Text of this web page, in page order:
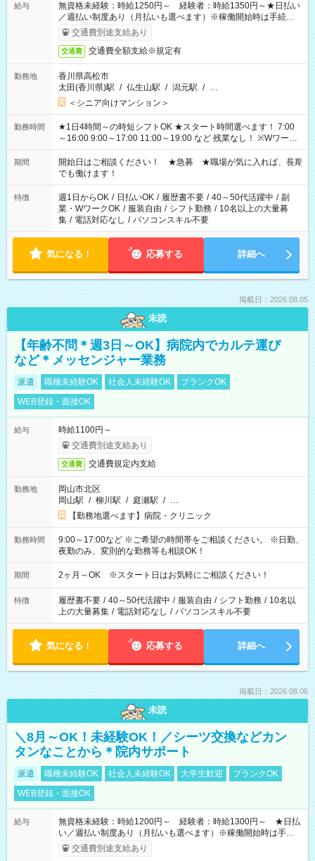
給与
無資格未経験：時給1250円～ 経験者：時給1350円～★日払い
／週払い制度あり（月払いも選べます）※稼働開始時は手続き完
了次第のお支払いとなります。
交通費別途支給あり
交通費 交通費全額支給※規定有
勤務地
香川県高松市
太田(香川県)駅 / 仏生山駅 / 潟元駅 / …
＜シニア向けマンション＞
勤務時間
★1日4時間～の時短シフトOK ★スタート時間選べます！ 7:00
～16:00 9:00～17:00 11:00～19:00 など 残業なし！ ※Wワーク
の場合、他のお仕事と合わせ週40時間超の就業はご案内できま
せん ※法令に基づき、週20時間以上勤務は社会保険への加入対
象となります ※労働者派遣法（日雇い派遣の原則禁止）によ
り、短時間・短期間の就業はご案内が難しい場合があります
期間
開始日はご相談ください！ ★急募 ★職場が気に入れば、長期
でも働けます！
特徴 週1日からOK / 日払いOK / 履歴書不要 / 40～50代活躍中 / 副
業・WワークOK / 服装自由 / シフト勤務 / 10名以上の大量募
集 / 電話対応なし / パソコンスキル不要
気になる！ 応募する 詳細へ
掲載日：2026.08.05
未読
【年齢不問＊週3日～OK】病院内でカルテ運び
など＊メッセンジャー業務
派遣 職種未経験OK 社会人未経験OK
ブランクOK
WEB登録・面接OK
給与
時給1100円～
交通費別途支給あり
交通費 交通費規定内支給
勤務地
岡山市北区
岡山駅 / 柳川駅 / 庭瀬駅 / …
【勤務地選べます】病院・クリニック
勤務時間
9:00～17:00など ※ご希望の時間帯をご相談ください。 ※日勤、
夜勤のみ、変則的な勤務等も相談OK！
期間 2ヶ月～OK ※スタート日はお気軽にご相談ください！
特徴 履歴書不要 / 40～50代活躍中 / 服装自由 / シフト勤務 / 10名以
上の大量募集 / 電話対応なし / パソコンスキル不要
気になる！ 応募する 詳細へ
掲載日：2026.08.06
未読
＼8月～OK！未経験OK！／シーツ交換などカン
タンなことから＊院内サポート
派遣 職種未経験OK 社会人未経験OK 大学生歓迎
ブランクOK
WEB登録・面接OK
給与
無資格未経験：時給1200円～ 経験者：時給1300円～ ★日払
い／週払い制度あり（月払いも選べます）※稼働開始時は手続き
完了次第のお支払いとなります。
交通費別途支給あり